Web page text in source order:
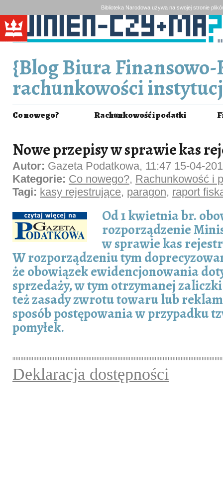
Biblioteka Narodowa używa na swojej stronie
{Blog Biura
rachunkowości
Co nowego? Rachunkowość i podatki
Nowe przepisy w sprawie kas
Autor: Gazeta Podatkowa, 11:47 15-04-
Kategorie: Co nowego?, Rachunkowość i
Tagi: kasy rejestrujące, paragon, raport
Od 1 kwietnia br.
rozporządzenie
w sprawie kas
W rozporządzeniu tym
że obowiązek ewidencjonowania
sprzedaży, w tym otrzymanej
też zasady zwrotu towaru lub
sposób postępowania w przypadku
pomyłek.
Deklaracja dostępności